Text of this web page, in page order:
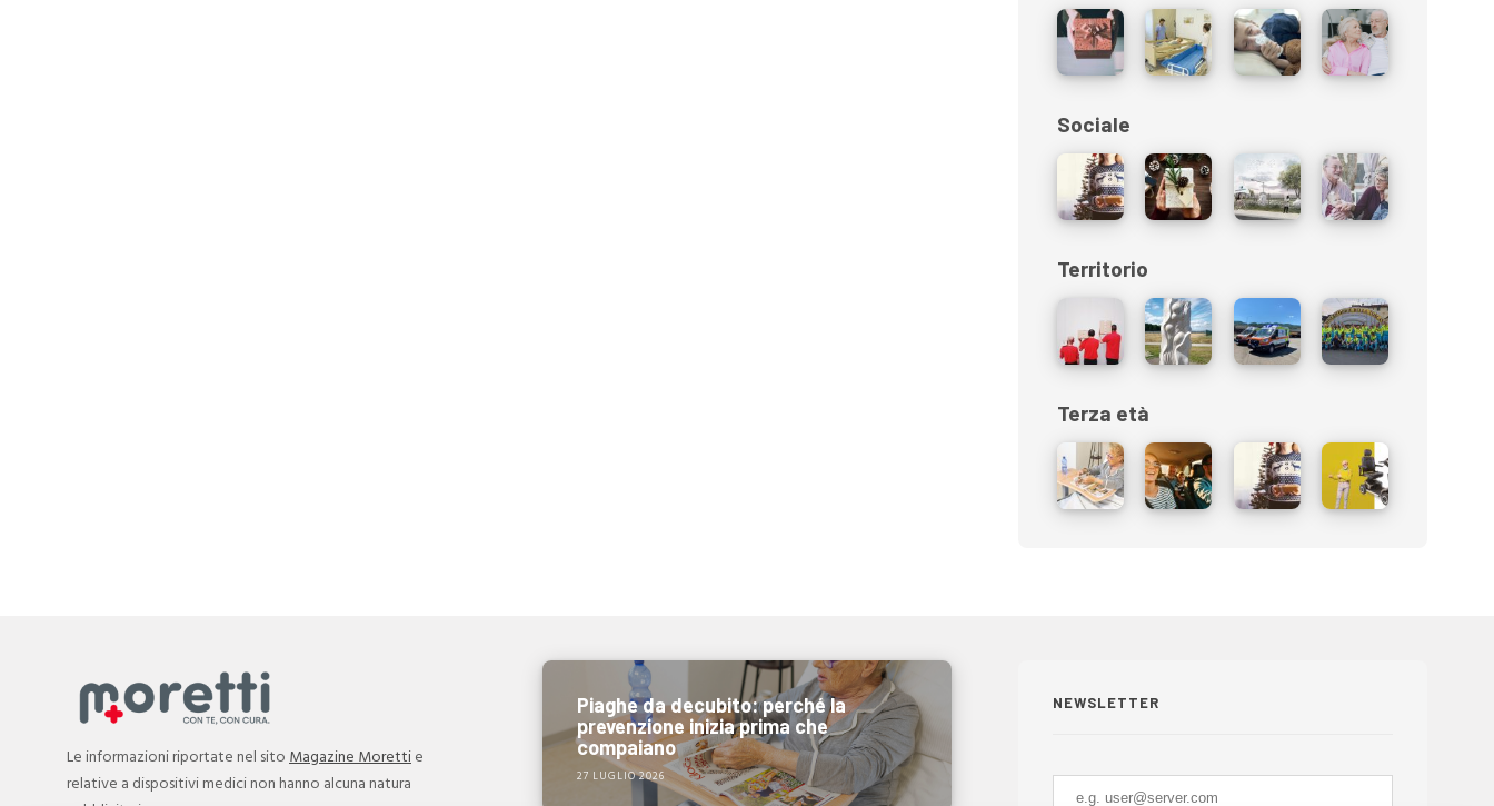
Sociale
Territorio
Terza età
Le informazioni riportate nel sitoMagazine Morettie
relative a dispositivi medici non hanno alcuna natura
Piaghe da decubito: perché la
prevenzione inizia prima che
compaiano
27 LUGLIO 2026
NEWSLETTER